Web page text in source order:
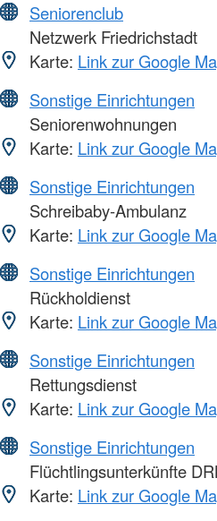
Seniorenclub
Netzwerk Friedrichstadt
Karte: Link zur Google
Sonstige Einrichtungen
Seniorenwohnungen
Karte: Link zur Google
Sonstige Einrichtungen
Schreibaby-Ambulanz
Karte: Link zur Google
Sonstige Einrichtungen
Rückholdienst
Karte: Link zur Google
Sonstige Einrichtungen
Rettungsdienst
Karte: Link zur Google
Sonstige Einrichtungen
Flüchtlingsunterkünfte
Karte: Link zur Google